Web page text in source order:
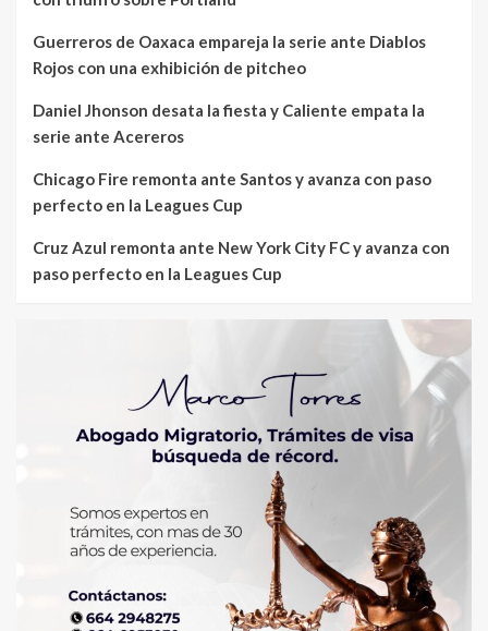
Guerreros de Oaxaca empareja la serie ante Diablos
Rojos con una exhibición de pitcheo
Daniel Jhonson desata la fiesta y Caliente empata la
serie ante Acereros
Chicago Fire remonta ante Santos y avanza con paso
perfecto en la Leagues Cup
Cruz Azul remonta ante New York City FC y avanza con
paso perfecto en la Leagues Cup